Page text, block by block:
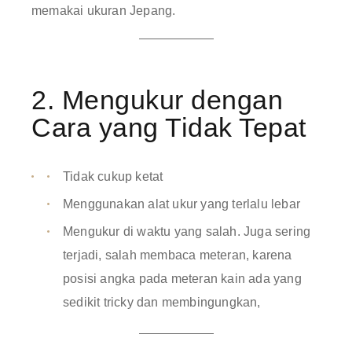
memakai ukuran Jepang.
2. Mengukur dengan
Cara yang Tidak Tepat
Tidak cukup ketat
Menggunakan alat ukur yang terlalu lebar
Mengukur di waktu yang salah. Juga sering
terjadi, salah membaca meteran, karena
posisi angka pada meteran kain ada yang
sedikit tricky dan membingungkan,